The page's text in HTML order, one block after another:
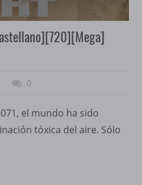
0
el mundo ha sido
tóxica del aire. Sólo